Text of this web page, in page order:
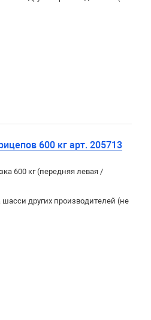
600 кг арт. 205713
600 кг (передняя левая /
других производителей (не